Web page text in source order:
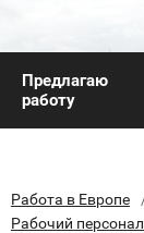
Предлагаю
работу
Работа в Европе
Рабочий персонал